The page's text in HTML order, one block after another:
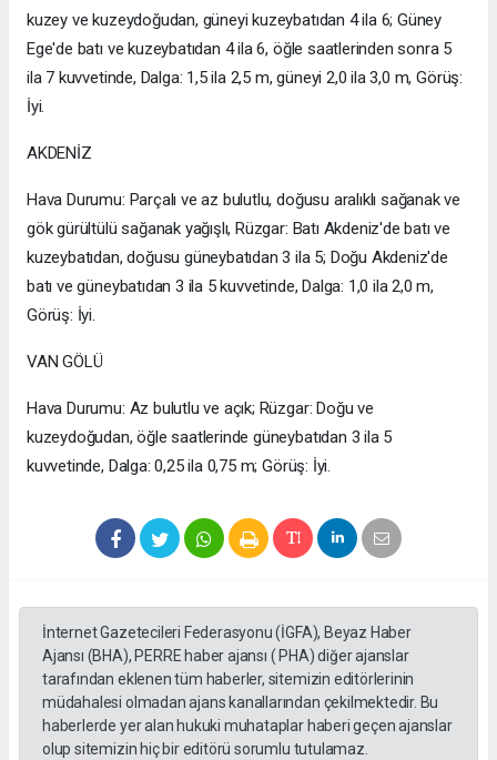
kuzey ve kuzeydoğudan, güneyi kuzeybatıdan 4 ila 6; Güney
Ege'de batı ve kuzeybatıdan 4 ila 6, öğle saatlerinden sonra 5
ila 7 kuvvetinde, Dalga: 1,5 ila 2,5 m, güneyi 2,0 ila 3,0 m, Görüş:
İyi.
AKDENİZ
Hava Durumu: Parçalı ve az bulutlu, doğusu aralıklı sağanak ve
gök gürültülü sağanak yağışlı, Rüzgar: Batı Akdeniz'de batı ve
kuzeybatıdan, doğusu güneybatıdan 3 ila 5; Doğu Akdeniz'de
batı ve güneybatıdan 3 ila 5 kuvvetinde, Dalga: 1,0 ila 2,0 m,
Görüş: İyi.
VAN GÖLÜ
Hava Durumu: Az bulutlu ve açık; Rüzgar: Doğu ve
kuzeydoğudan, öğle saatlerinde güneybatıdan 3 ila 5
kuvvetinde, Dalga: 0,25 ila 0,75 m; Görüş: İyi.
İnternet Gazetecileri Federasyonu (İGFA), Beyaz Haber
Ajansı (BHA), PERRE haber ajansı ( PHA) diğer ajanslar
tarafından eklenen tüm haberler, sitemizin editörlerinin
müdahalesi olmadan ajans kanallarından çekilmektedir. Bu
haberlerde yer alan hukuki muhataplar haberi geçen ajanslar
olup sitemizin hiç bir editörü sorumlu tutulamaz.